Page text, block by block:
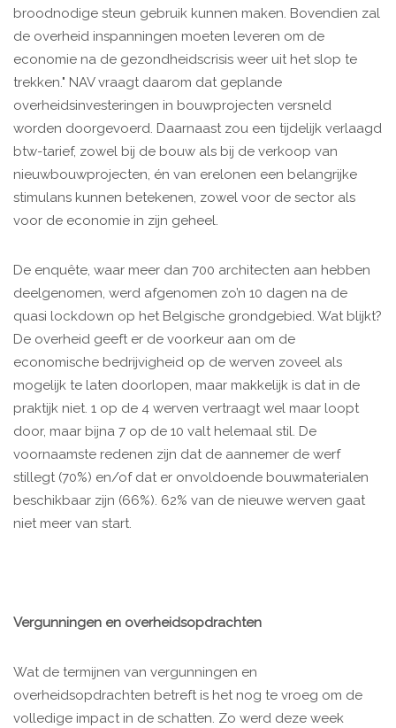
broodnodige steun gebruik kunnen maken. Bovendien zal
de overheid inspanningen moeten leveren om de
economie na de gezondheidscrisis weer uit het slop te
trekken." NAV vraagt daarom dat geplande
overheidsinvesteringen in bouwprojecten versneld
worden doorgevoerd. Daarnaast zou een tijdelijk verlaagd
btw-tarief, zowel bij de bouw als bij de verkoop van
nieuwbouwprojecten, én van erelonen een belangrijke
stimulans kunnen betekenen, zowel voor de sector als
voor de economie in zijn geheel.
De enquête, waar meer dan 700 architecten aan hebben
deelgenomen, werd afgenomen zo’n 10 dagen na de
quasi lockdown op het Belgische grondgebied. Wat blijkt?
De overheid geeft er de voorkeur aan om de
economische bedrijvigheid op de werven zoveel als
mogelijk te laten doorlopen, maar makkelijk is dat in de
praktijk niet. 1 op de 4 werven vertraagt wel maar loopt
door, maar bijna 7 op de 10 valt helemaal stil. De
voornaamste redenen zijn dat de aannemer de werf
stillegt (70%) en/of dat er onvoldoende bouwmaterialen
beschikbaar zijn (66%). 62% van de nieuwe werven gaat
niet meer van start.
Vergunningen en overheidsopdrachten
Wat de termijnen van vergunningen en
overheidsopdrachten betreft is het nog te vroeg om de
volledige impact in de schatten. Zo werd deze week